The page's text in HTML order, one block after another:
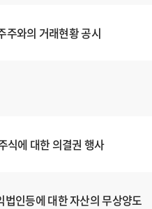
주와의 거래현황 공시
식에 대한 의결권 행사
법인등에 대한 자산의 무상양도